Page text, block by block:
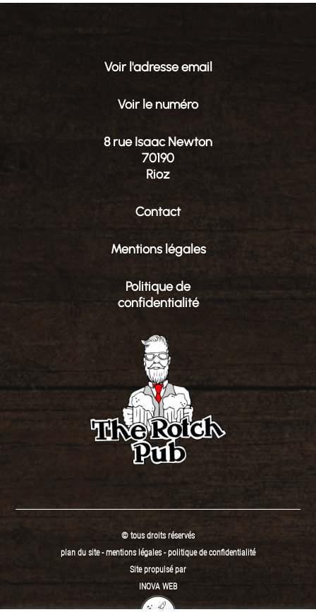
Voir l'adresse email
Voir le numéro
8 rue Isaac Newton
70190
Rioz
Contact
Mentions légales
Politique de
confidentialité
© tous droits réservés
plan du site-mentions légales-politique de confidentialité
Site propulsé par
INOVA WEB